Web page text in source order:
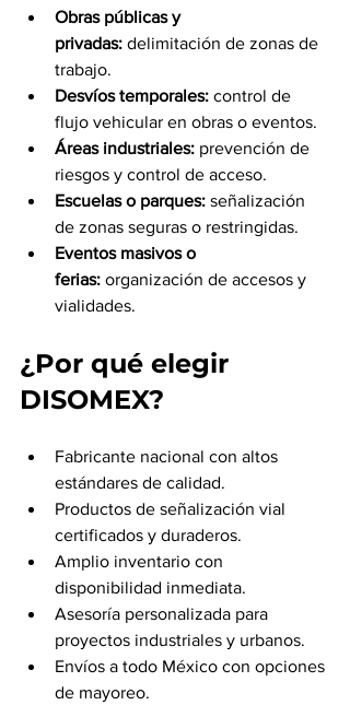
Obras públicas y
privadas: delimitación de zonas de
trabajo.
Desvíos temporales: control de
flujo vehicular en obras o eventos.
Áreas industriales: prevención de
riesgos y control de acceso.
Escuelas o parques: señalización
de zonas seguras o restringidas.
Eventos masivos o
ferias: organización de accesos y
vialidades.
¿Por qué elegir
DISOMEX?
Fabricante nacional con altos
estándares de calidad.
Productos de señalización vial
certificados y duraderos.
Amplio inventario con
disponibilidad inmediata.
Asesoría personalizada para
proyectos industriales y urbanos.
Envíos a todo México con opciones
de mayoreo.